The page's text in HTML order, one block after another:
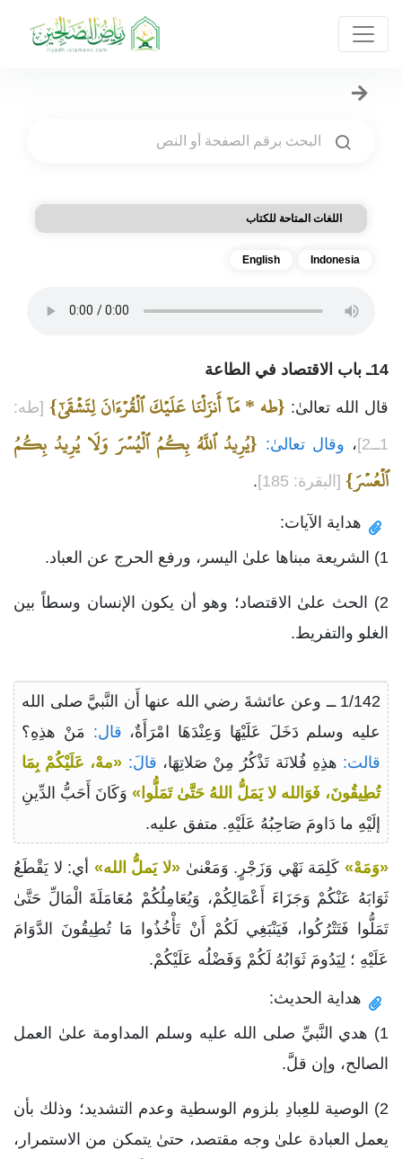
اللغات المتاحة للكتاب
Indonesia
English
14ـ باب الاقتصاد في الطاعة
قال الله تعالىٰ: {طه * مَآ أَنزَلۡنَا عَلَيۡكَ ٱلۡقُرۡءَانَ لِتَشۡقَىٰٓ} [طه:
1ــ2] ، وقال تعالىٰ: {يُرِيدُ ٱللَّهُ بِكُمُ ٱلۡيُسۡرَ وَلَا يُرِيدُ بِكُمُ
ٱلۡعُسۡرَ} [البقرة: 185] .
هداية الآيات:
1) الشريعة مبناها علىٰ اليسر، ورفع الحرج عن العباد.
2) الحث علىٰ الاقتصاد؛ وهو أن يكون الإنسان وسطاً بين
الغلو والتفريط.
1/142 ــ وعن عائشةَ رضي الله عنها أَن النَّبيَّ صلى الله
عليه وسلم دَخَلَ عَلَيْهَا وَعِنْدَهَا امْرَأَةٌ، قال: مَنْ هذِهِ؟
قالت: هذِهِ فُلانَة تَذْكُرُ مِنْ صَلاتِهَا، قالَ: «مهْ، عَلَيْكُمْ بِمَا
تُطِيقُونَ، فَوَالله لا يَمَلُّ اللهُ حَتَّىٰ تَمَلُّوا» وَكَانَ أَحَبُّ الدِّينِ
إلَيْهِ ما دَاومَ صَاحِبُهُ عَلَيْهِ. متفق عليه.
«وَمَهْ»كَلِمَة نَهْي وَزَجْرٍ. وَمَعْنىٰ «لا يَملُّ الله» أي: لا يَقْطَعُ
ثَوَابَهُ عَنْكُمْ وَجَزَاءَ أَعْمَالِكُمْ، وَيُعَامِلُكُمْ مُعَامَلَةَ الْمَالِّ حَتَّىٰ
تَمَلُّوا فَتَتْرُكُوا، فَيَنْبَغِي لَكُمْ أَنْ تَأْخُذُوا مَا تُطِيقُونَ الدَّوَامَ
عَلَيْهِ ؛ لِيَدُومَ ثَوَابُهُ لَكُمْ وَفَضْلُه عَلَيْكُمْ.
هداية الحديث:
1) هدي النَّبيِّ صلى الله عليه وسلم المداومة علىٰ العمل
الصالح، وإن قلَّ.
2) الوصية للعِبادِ بلزوم الوسطية وعدم التشديد؛ وذلك بأن
يعمل العبادة علىٰ وجه مقتصد، حتىٰ يتمكن من الاستمرار،